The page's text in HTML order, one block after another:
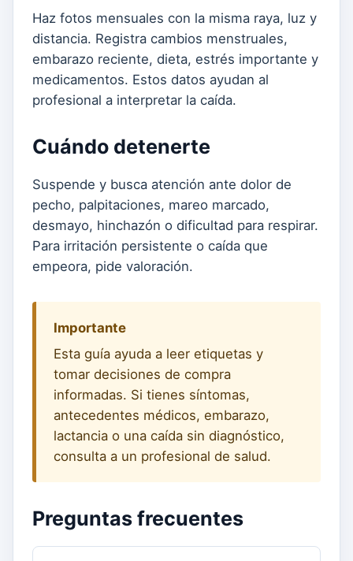
Haz fotos mensuales con la misma raya, luz y
distancia. Registra cambios menstruales,
embarazo reciente, dieta, estrés importante y
medicamentos. Estos datos ayudan al
profesional a interpretar la caída.
Cuándo detenerte
Suspende y busca atención ante dolor de
pecho, palpitaciones, mareo marcado,
desmayo, hinchazón o dificultad para respirar.
Para irritación persistente o caída que
empeora, pide valoración.
Importante
Esta guía ayuda a leer etiquetas y
tomar decisiones de compra
informadas. Si tienes síntomas,
antecedentes médicos, embarazo,
lactancia o una caída sin diagnóstico,
consulta a un profesional de salud.
Preguntas frecuentes